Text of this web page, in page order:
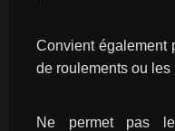
Convient également
de roulements ou les
Ne permet pas